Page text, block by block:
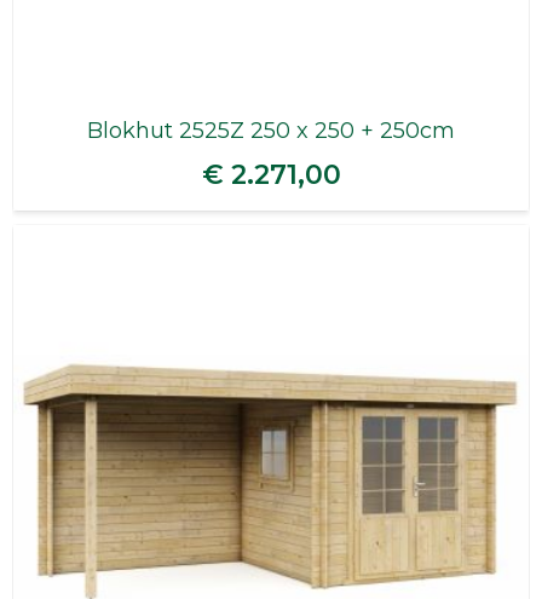
Blokhut 2525Z 250 x 250 + 250cm
€ 2.271,00